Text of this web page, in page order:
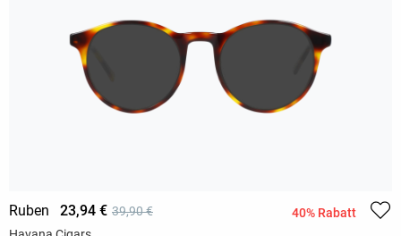
Ruben 23,94 € 39,90 €
40% Rabatt